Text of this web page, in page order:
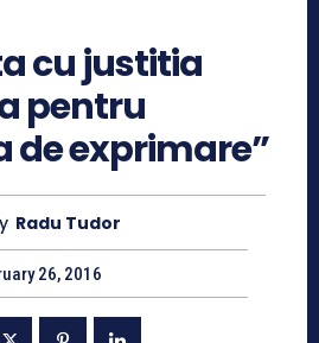
cu justitia
pentru
de exprimare”
Radu Tudor
26, 2016